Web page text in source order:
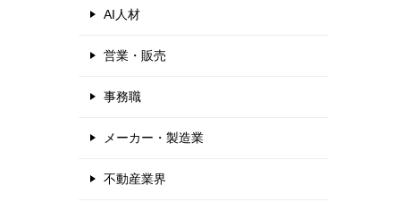
AI人材
営業・販売
事務職
メーカー・製造業
不動産業界